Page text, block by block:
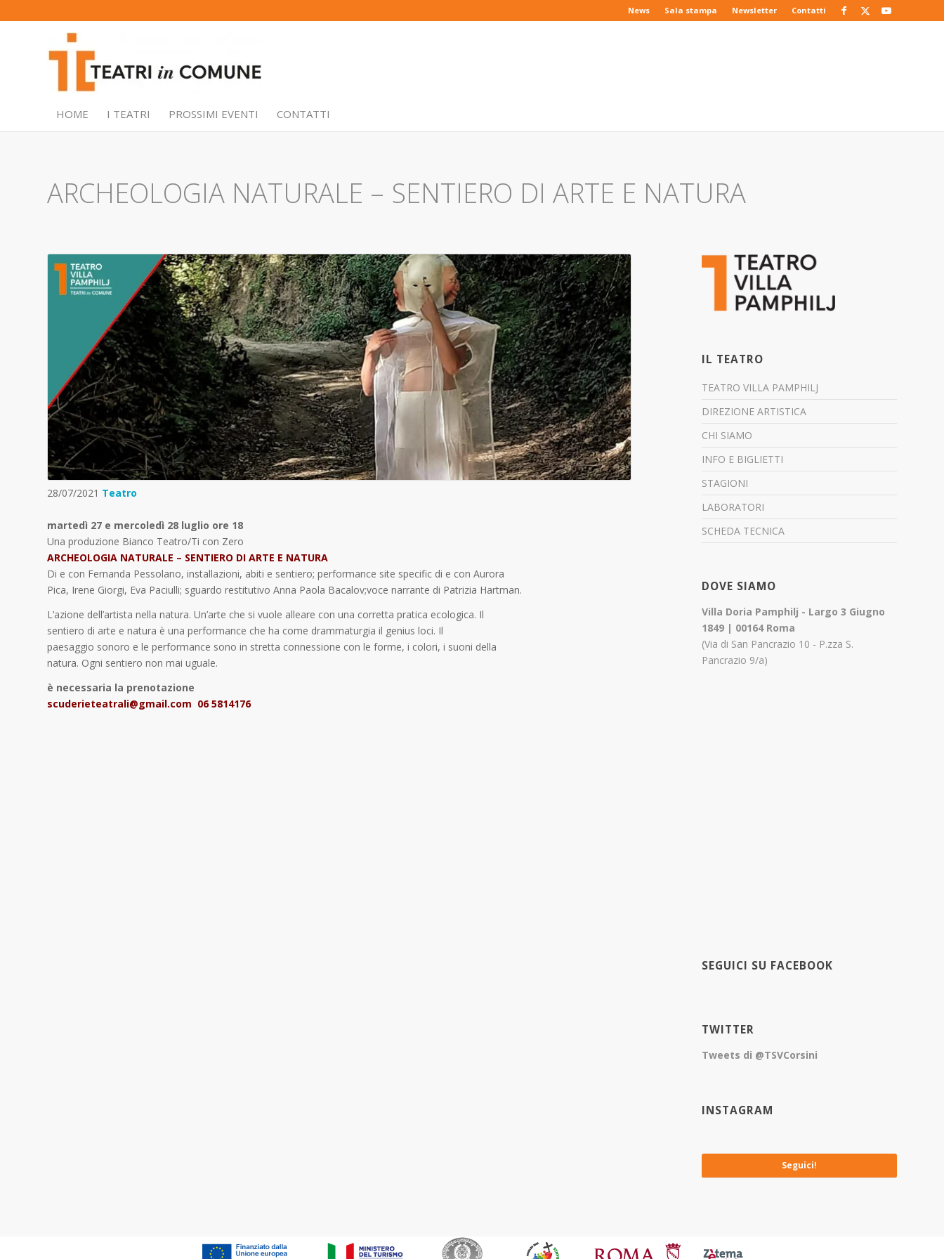
News Sala stampa Newsletter Contatti
HOME I TEATRI PROSSIMI EVENTI CONTATTI
ARCHEOLOGIA NATURALE – SENTIERO DI ARTE E NATURA
28/07/2021 Teatro
martedì 27 e mercoledì 28 luglio ore 18
Una produzione Bianco Teatro/Ti con Zero
ARCHEOLOGIA NATURALE – SENTIERO DI ARTE E NATURA
Di e con Fernanda Pessolano, installazioni, abiti e sentiero; performance site specific di e con Aurora
Pica, Irene Giorgi, Eva Paciulli; sguardo restitutivo Anna Paola Bacalov;voce narrante di Patrizia Hartman.
L’azione dell’artista nella natura. Un’arte che si vuole alleare con una corretta pratica ecologica. Il
sentiero di arte e natura è una performance che ha come drammaturgia il genius loci. Il
paesaggio sonoro e le performance sono in stretta connessione con le forme, i colori, i suoni della
natura. Ogni sentiero non mai uguale.
è necessaria la prenotazione
scuderieteatrali@gmail.com 06 5814176
IL TEATRO
TEATRO VILLA PAMPHILJ
DIREZIONE ARTISTICA
CHI SIAMO
INFO E BIGLIETTI
STAGIONI
LABORATORI
SCHEDA TECNICA
DOVE SIAMO
Villa Doria Pamphilj - Largo 3 Giugno
1849 | 00164 Roma
(Via di San Pancrazio 10 - P.zza S.
Pancrazio 9/a)
SEGUICI SU FACEBOOK
TWITTER
Tweets di @TSVCorsini
INSTAGRAM
Seguici!